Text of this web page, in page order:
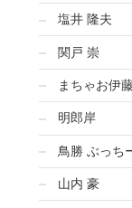
塩井 隆夫
関戸 崇
まちゃお伊
明郎岸
鳥勝 ぶっち
山内 豪